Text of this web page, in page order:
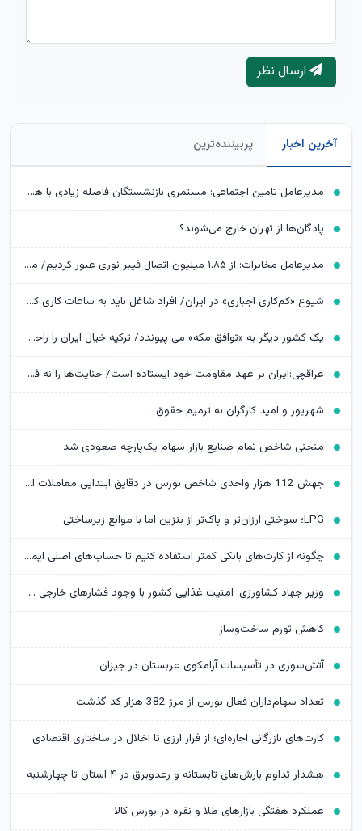
ارسال نظر
آخرین اخبار پربیننده‌ترین
مدیرعامل تامین اجتماعی: مستمری بازنشستگان فاصله زیادی با هزینه‌های آنها دارد
پادگان‌ها از تهران خارج می‌شوند؟
مدیرعامل مخابرات: از ۱.۸۵ میلیون اتصال فیبر نوری عبور کردیم/ مخابرات «معدن طلایی» است که ظرفیت‌های آن در حال استخراج است
شیوع «کم‌کاری اجباری» در ایران/ افراد شاغل باید به ساعات کاری کمتر و دستمزد کمتر رضایت دهند
یک کشور دیگر به «توافق مکه» می پیوندد/ ترکیه خیال ایران را راحت کرد
عراقچی:ایران بر عهد مقاومت خود ایستاده است/ جنایت‌ها را نه فراموش می‌کنیم نه می‌بخشیم
شهریور و امید کارگران به ترمیم حقوق
منحنی شاخص تمام صنایع بازار سهام یک‌پارچه صعودی شد
جهش 112 هزار واحدی شاخص بورس در دقایق ابتدایی معاملات امروز
LPG؛ سوختی ارزان‌تر و پاک‌تر از بنزین اما با موانع زیرساختی
چگونه از کارت‌های بانکی کمتر استفاده کنیم تا حساب‌های اصلی ایمن‌تر بمانند؟
وزیر جهاد کشاورزی: امنیت غذایی کشور با وجود فشارهای خارجی حفظ شد
کاهش تورم ساخت‌وساز
آتش‌سوزی در تأسیسات آرامکوی عربستان در جیزان
تعداد سهام‌داران فعال بورس از مرز 382 هزار کد گذشت
کارت‌های بازرگانی اجاره‌ای؛ از فرار ارزی تا اخلال در ساختاری اقتصادی
هشدار تداوم بارش‌های تابستانه و رعدوبرق در ۴ استان تا چهارشنبه
عملکرد هفتگی بازارهای طلا و نقره در بورس کالا